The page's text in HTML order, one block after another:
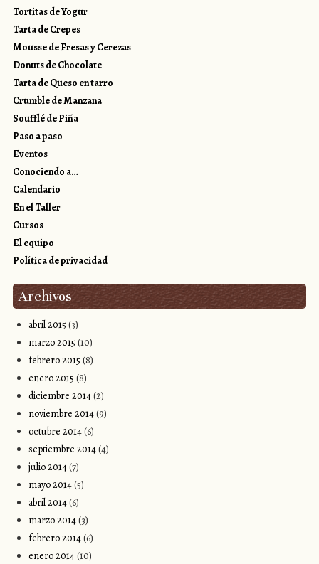
Tortitas de Yogur
Tarta de Crepes
Mousse de Fresas y Cerezas
Donuts de Chocolate
Tarta de Queso en tarro
Crumble de Manzana
Soufflé de Piña
Paso a paso
Eventos
Conociendo a…
Calendario
En el Taller
Cursos
El equipo
Política de privacidad
Archivos
abril 2015 (3)
marzo 2015 (10)
febrero 2015 (8)
enero 2015 (8)
diciembre 2014(2)
noviembre 2014(9)
octubre 2014(6)
septiembre 2014(4)
julio 2014(7)
mayo 2014(5)
abril 2014(6)
marzo 2014(3)
febrero 2014(6)
enero 2014(10)